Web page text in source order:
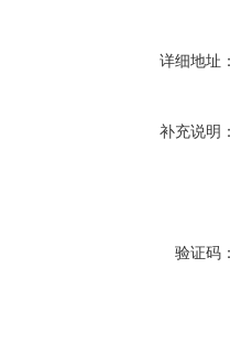
详细地址
补充说明
验证码